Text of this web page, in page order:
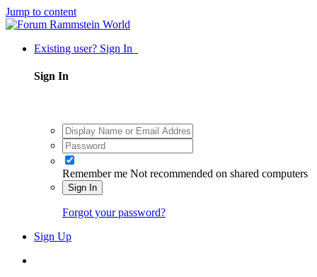
Jump to content
Existing user? Sign In
Sign In
Remember me Not recommended on shared computers
Sign In
Forgot your password?
Sign Up